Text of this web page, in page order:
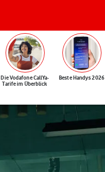
Die Vodafone CallYa-
Tarife im Überblick
Beste Handys 2026